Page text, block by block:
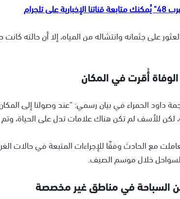
تلجرام
على جثمانه وانتشاله من المياه، إلا أن حالته
أُقرت في المكان
داود الحمراء في بيان رسمي: "عند وصولنا إلى
للأسف لم تكن هناك علامات تدل على الحياة، وتم
مع الحادث وفقًا للإجراءات المتبعة في حالات
خلال موسم الصيف.
السباحة في مناطق غير مخصصة